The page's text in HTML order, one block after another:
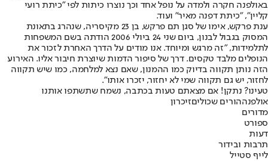
באולפנה חקרה ולמדה על נופל אחד וכך נוצרו כיתות לפי "כיתת רועי
קליין", "כיתת דפנה מאיר" ועוד.
ענת פרקש, אימו של סגן תם פרקש, בן 23 מקיסריה, שנהרג בתאונת
המסוק בגבול לבנון, ביום שני 24 ביולי 2006 הודתה בשם המשפחות
לתלמידות, "זה מרגש ומיוחד. אנו מודים על הדרך האחרת לזכור את
הנופלים מלבד טקסים. דרך של סיפור הדמות שיוצרת חיבור אליו. האירוע
הזה נותן תקווה בדיוק כמו ההמנון, שאם נצא למלחמה, כמו שיש תקווה
לחזור, יש גם תקווה שמי לא יחזור, יזכרו אותו".
טעינו? נתקן! אם מצאתם טעות בכתבה, נשמח שתשתפו אותנו
אולפנההורים שכוליםזיכרון
מדורים
ספורט
דעות
תרבות ובידור
לייף סטייל